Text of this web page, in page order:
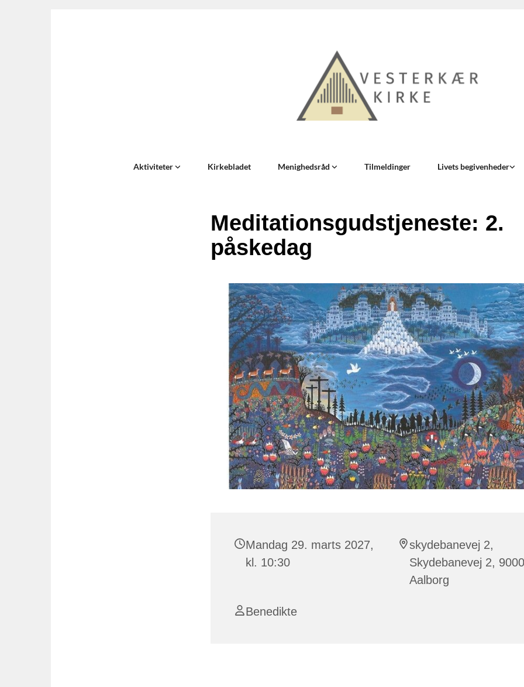
Aktiviteter Kirkebladet Menighedsråd Tilmeldinger Livets begivenheder
Meditationsgudstjeneste: 2.
påskedag
Mandag 29. marts 2027,
kl. 10:30
skydebanevej 2,
Skydebanevej 2, 9000
Aalborg
Benedikte